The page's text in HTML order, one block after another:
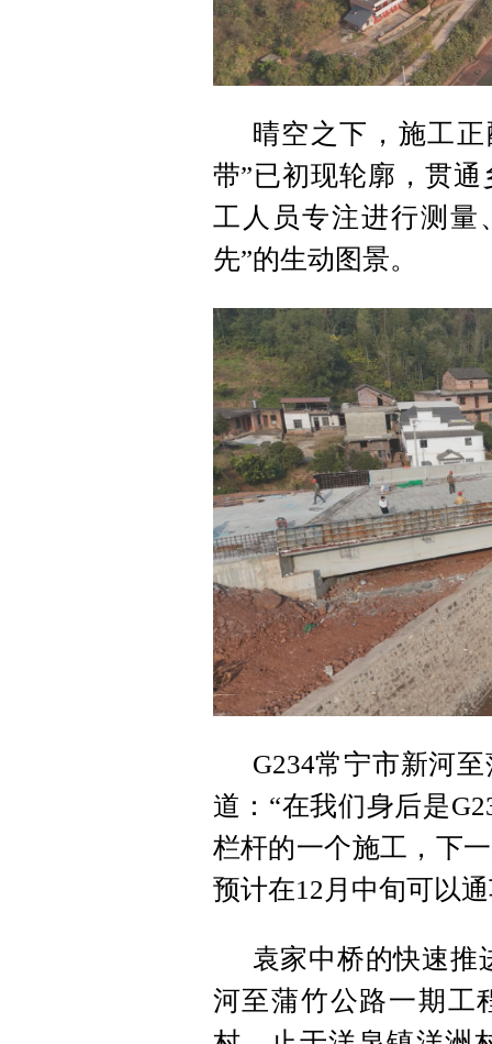
晴空之下，施工
带”已初现轮廓，贯
工人员专注进行测量
先”的生动图景。
G234常宁市新河
道：“在我们身后是
栏杆的一个施工，下
预计在12月中旬可以
袁家中桥的快速推
河至蒲竹公路一期工